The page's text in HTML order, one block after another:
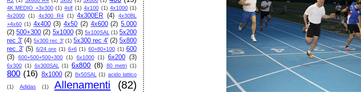
4K MEDIO +3x300 (1) 4slf (1) 4x100 (1) 4x1000 (1)
4x2000 (1) 4x300 R4 (1) 4x300ER (4)
4x30BL
+4x60 (1) 4x400 (3) 4x50 (2) 4x600 (2) 5.000
(2) 500+300 (2) 5x1000 (3) 5x100SAL (1) 5x200
rec 3' (4) 5x300 rec 3' (1) 5x300 rec 4' (2) 5x800
rec 3' (5) 6/24 ore (1) 6+6 (1) 60+80+100 (1) 600
(3)
600+500+500+300 (1) 6x1000 (1) 6x200 (3)
6x300 (1) 6x300SAL (1) 6x800 (8) 80 metri (1)
800 (16) 8x1000 (2) 8x50SAL (1) acido lattico
(1) Adidas (1) Allenamenti (82)